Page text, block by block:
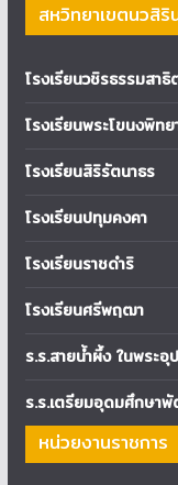
สหวิทยาเขตนวสิ
โรงเรียนวชิรธรรมสาธิ
โรงเรียนพระโขนงพิท
โรงเรียนสิริรัตนาธร
โรงเรียนปทุมคงคา
โรงเรียนราชดำริ
โรงเรียนศรีพฤฒา
ร.ร.สายน้ำผึ้ง ในพระอุ
ร.ร.เตรียมอุดมศึกษา
หน่วยงานราชการ